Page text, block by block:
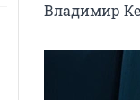
Владимир